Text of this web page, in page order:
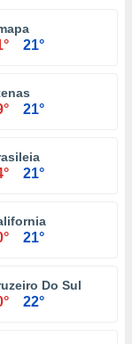
21°
21°
21°
21°
Do Sul
22°